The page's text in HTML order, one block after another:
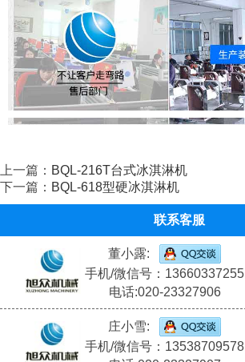
上一篇： BQL-216T台式冰淇淋机
下一篇： BQL-618型硬冰淇淋机
联系客服
董小露:
手机/微信号：13660337255
电话:020-23327906
庄小雪:
手机/微信号：13538709578